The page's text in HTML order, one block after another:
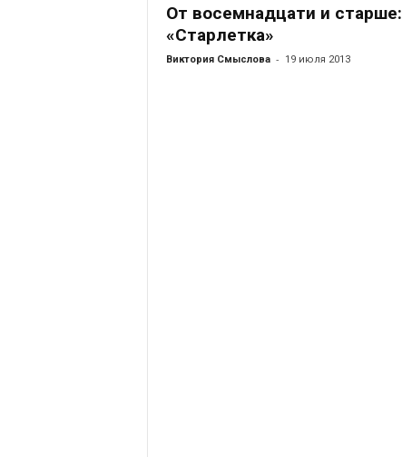
От восемнадцати и старше:
«Старлетка»
Виктория Смыслова - 19 июля 2013